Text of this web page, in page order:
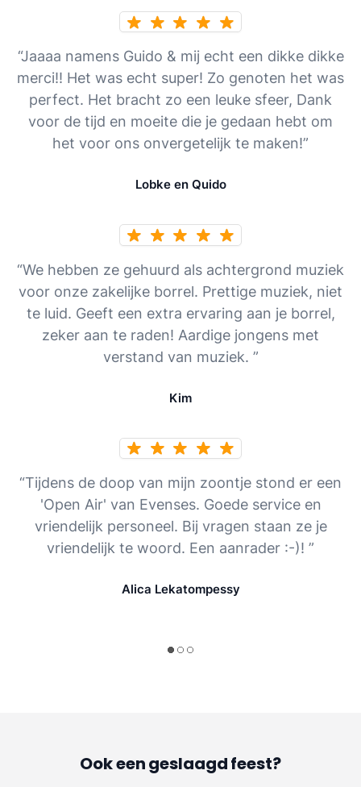
“Jaaaa namens Guido & mij echt een dikke dikke
merci!! Het was echt super! Zo genoten het was
perfect. Het bracht zo een leuke sfeer, Dank
voor de tijd en moeite die je gedaan hebt om
het voor ons onvergetelijk te maken!”
Lobke en Quido
“We hebben ze gehuurd als achtergrond muziek
voor onze zakelijke borrel. Prettige muziek, niet
te luid. Geeft een extra ervaring aan je borrel,
zeker aan te raden! Aardige jongens met
verstand van muziek. ”
Kim
“Tijdens de doop van mijn zoontje stond er een
'Open Air' van Evenses. Goede service en
vriendelijk personeel. Bij vragen staan ze je
vriendelijk te woord. Een aanrader :-)! ”
Alica Lekatompessy
Ook een geslaagd feest?